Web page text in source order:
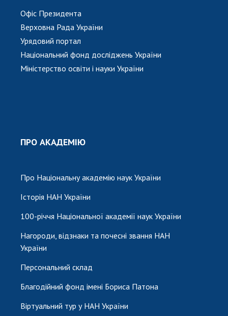
Офіс Президента
Верховна Рада України
Урядовий портал
Національний фонд досліджень України
Міністерство освіти і науки України
ПРО АКАДЕМІЮ
Про Національну академію наук України
Історія НАН України
100-річчя Національної академії наук України
Нагороди, відзнаки та почесні звання НАН
України
Персональний склад
Благодійний фонд імені Бориса Патона
Віртуальний тур у НАН України